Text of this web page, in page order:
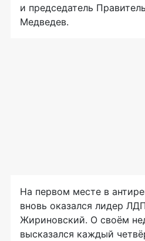
и председатель
Медведев.
На первом месте в
вновь оказался лидер
Жириновский. О своём
высказался каждый